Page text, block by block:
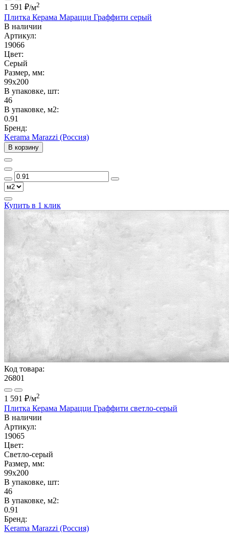
1 591 ₽/м2
Плитка Керама Марацци Граффити серый
В наличии
Артикул:
19066
Цвет:
Серый
Размер, мм:
99x200
В упаковке, шт:
46
В упаковке, м2:
0.91
Бренд:
Kerama Marazzi (Россия)
В корзину
Купить в 1 клик
Код товара:
26801
1 591 ₽/м2
Плитка Керама Марацци Граффити светло-серый
В наличии
Артикул:
19065
Цвет:
Светло-серый
Размер, мм:
99x200
В упаковке, шт:
46
В упаковке, м2:
0.91
Бренд:
Kerama Marazzi (Россия)